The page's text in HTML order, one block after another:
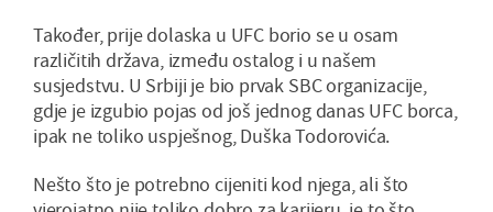
Također, prije dolaska u UFC borio se u osam
različitih država, između ostalog i u našem
susjedstvu. U Srbiji je bio prvak SBC organizacije,
gdje je izgubio pojas od još jednog danas UFC borca,
ipak ne toliko uspješnog, Duška Todorovića.
Nešto što je potrebno cijeniti kod njega, ali što